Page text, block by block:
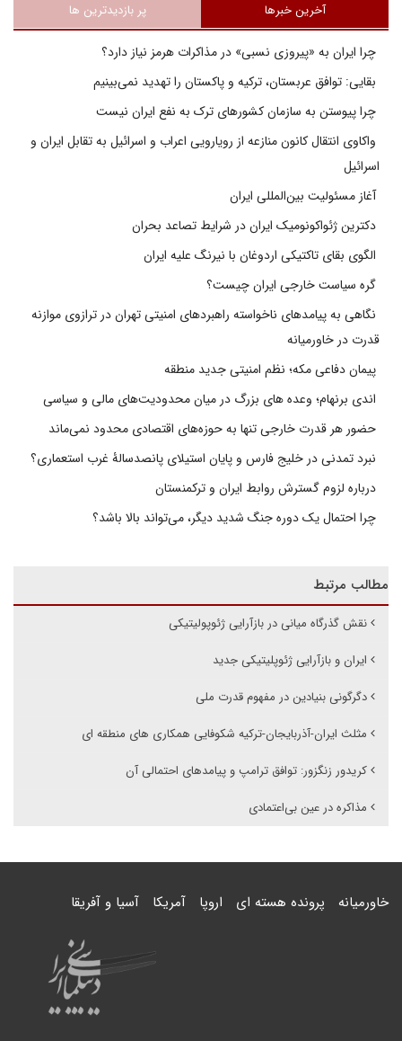
آخرین خبرها پر بازدیدترین ها
چرا ایران به «پیروزی نسبی» در مذاکرات هرمز نیاز دارد؟
بقایی: توافق عربستان، ترکیه و پاکستان را تهدید نمی‌بینیم
چرا پیوستن به سازمان کشورهای ترک به نفع ایران نیست
واکاوی انتقال کانون منازعه از رویارویی اعراب و اسرائیل به تقابل ایران و
اسرائیل
آغاز مسئولیت بین‌المللی ایران
دکترین ژئواکونومیک ایران در شرایط تصاعد بحران
الگوی بقای تاکتیکی اردوغان با نیرنگ علیه ایران
گره سیاست خارجی ایران چیست؟
نگاهی به پیامدهای ناخواسته راهبردهای امنیتی تهران در ترازوی موازنه
قدرت در خاورمیانه
پیمان دفاعی مکه؛ نظم امنیتی جدید منطقه
اندی برنهام؛ وعده های بزرگ در میان محدودیت‌های مالی و سیاسی
حضور هر قدرت خارجی تنها به حوزه‌های اقتصادی محدود نمی‌ماند
نبرد تمدنی در خلیج فارس و پایان استیلای پانصدسالۀ غرب استعماری؟
درباره لزوم گسترش روابط ایران و ترکمنستان
چرا احتمال یک دوره جنگ شدید دیگر، می‌تواند بالا باشد؟
مطالب مرتبط
نقش گذرگاه میانی در بازآرایی ژئوپولیتیکی
ایران و بازآرایی ژئوپلیتیکی جدید
دگرگونی بنیادین در مفهوم قدرت ملی
مثلث ایران-آذربایجان-ترکیه شکوفایی همکاری های منطقه ای
کریدور زنگزور: توافق ترامپ و پیامدهای احتمالی آن
مذاکره در عین بی‌اعتمادی
خاورمیانه پرونده هسته ای اروپا آمریکا آسیا و آفریقا